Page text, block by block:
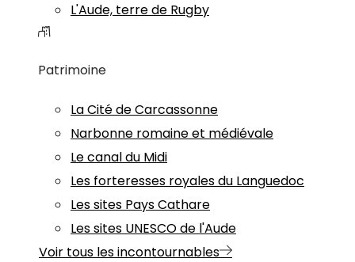
L'Aude, terre de Rugby
Patrimoine
La Cité de Carcassonne
Narbonne romaine et médiévale
Le canal du Midi
Les forteresses royales du Languedoc
Les sites Pays Cathare
Les sites UNESCO de l'Aude
Voir tous les incontournables